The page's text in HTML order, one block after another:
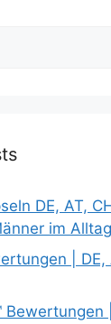
DE, AT,
im Alltag
| DE,
Bewertungen